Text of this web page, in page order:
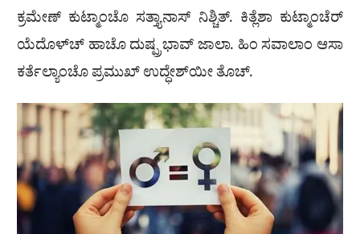
ಕ್ರಮೇಣ್ ಕುಟ್ಮಾಂಚೊ ಸತ್ತ್ಯಾನಾಸ್ ನಿಶ್ಚಿತ್. ಕಿತ್ಲೆಶಾ ಕುಟ್ಮಾಂಚೆರ್
ಯೆದೊಳ್‍ಚ್ ಹಾಚೊ ದುಷ್ಪ್ರಭಾವ್ ಜಾಲಾ. ಹಿಂ ಸವಾಲಾಂ ಆಸಾ
ಕರ್ತೆಲ್ಯಾಂಚೊ ಪ್ರಮುಖ್ ಉದ್ಧೇಶ್‍ಯೀ ತೊಚ್.